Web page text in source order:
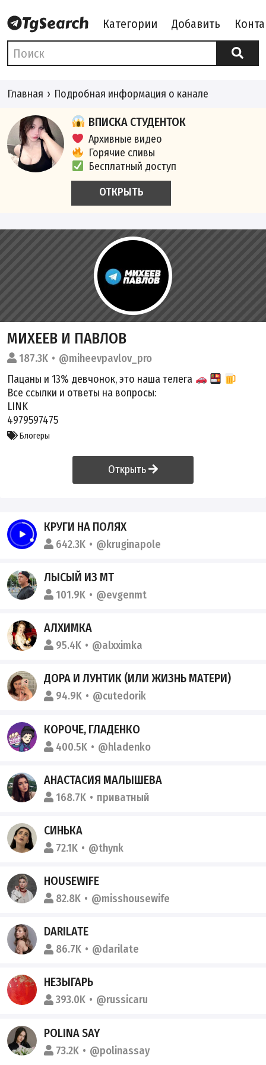
Категории Добавить
Главная Подробная информация о канале
ВПИСКА СТУДЕНТОК
Архивные видео
Горячие сливы
Бесплатный доступ
ОТКРЫТЬ
МИХЕЕВ И ПАВЛОВ
187.3K
@miheevpavlov_pro
Пацаны и 13% девчонок, это наша телега
Все ссылки и ответы на вопросы:
LINK
4979597475
Блогеры
Открыть
КРУГИ НА ПОЛЯХ
642.3K @kruginapole
ЛЫСЫЙ ИЗ МТ
101.9K @evgenmt
АЛХИМКА
95.4K @alxximka
ДОРА И ЛУНТИК (ИЛИ ЖИЗНЬ МАТЕРИ)
94.9K @cutedorik
КОРОЧЕ, ГЛАДЕНКО
400.5K @hladenko
АНАСТАСИЯ МАЛЫШЕВА
168.7K приватный
СИНЬКА
72.1K @thynk
HOUSEWIFE
82.8K @misshousewife
DARILATE
86.7K @darilate
НЕЗЫГАРЬ
393.0K @russicaru
POLINA SAY
73.2K @polinassay